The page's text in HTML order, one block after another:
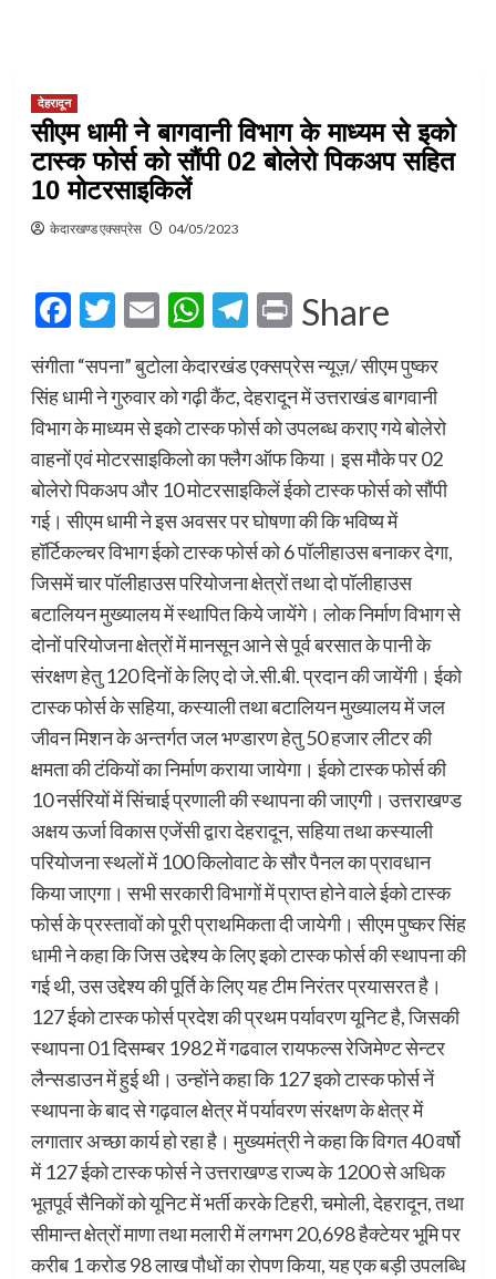
देहरादून
सीएम धामी ने बागवानी विभाग के माध्यम से इको
टास्क फोर्स को सौंपी 02 बोलेरो पिकअप सहित
10 मोटरसाइकिलें
केदारखण्ड एक्सप्रेस 04/05/2023
Facebook
Twitter
EmailWhatsApp
Telegram
Print
Share
संगीता “सपना” बुटोला केदारखंड एक्सप्रेस न्यूज़/ सीएम पुष्कर
सिंह धामी ने गुरुवार को गढ़ी कैंट, देहरादून में उत्तराखंड बागवानी
विभाग के माध्यम से इको टास्क फोर्स को उपलब्ध कराए गये बोलेरो
वाहनों एवं मोटरसाइकिलो का फ्लैग ऑफ किया। इस मौके पर 02
बोलेरो पिकअप और 10 मोटरसाइकिलें ईको टास्क फोर्स को सौंपी
गई। सीएम धामी ने इस अवसर पर घोषणा की कि भविष्य में
हॉर्टिकल्चर विभाग ईको टास्क फोर्स को 6 पॉलीहाउस बनाकर देगा,
जिसमें चार पॉलीहाउस परियोजना क्षेत्रों तथा दो पॉलीहाउस
बटालियन मुख्यालय में स्थापित किये जायेंगे। लोक निर्माण विभाग से
दोनों परियोजना क्षेत्रों में मानसून आने से पूर्व बरसात के पानी के
संरक्षण हेतु 120 दिनों के लिए दो जे.सी.बी. प्रदान की जायेंगी। ईको
टास्क फोर्स के सहिया, कस्याली तथा बटालियन मुख्यालय में जल
जीवन मिशन के अन्तर्गत जल भण्डारण हेतु 50 हजार लीटर की
क्षमता की टंकियों का निर्माण कराया जायेगा। ईको टास्क फोर्स की
10 नर्सरियों में सिंचाई प्रणाली की स्थापना की जाएगी। उत्तराखण्ड
अक्षय ऊर्जा विकास एजेंसी द्वारा देहरादून, सहिया तथा कस्याली
परियोजना स्थलों में 100 किलोवाट के सौर पैनल का प्रावधान
किया जाएगा। सभी सरकारी विभागों में प्राप्त होने वाले ईको टास्क
फोर्स के प्रस्तावों को पूरी प्राथमिकता दी जायेगी। सीएम पुष्कर सिंह
धामी ने कहा कि जिस उद्देश्य के लिए इको टास्क फोर्स की स्थापना की
गई थी, उस उद्देश्य की पूर्ति के लिए यह टीम निरंतर प्रयासरत है।
127 ईको टास्क फोर्स प्रदेश की प्रथम पर्यावरण यूनिट है, जिसकी
स्थापना 01 दिसम्बर 1982 में गढवाल रायफल्स रेजिमेण्ट सेन्टर
लैन्सडाउन में हुई थी। उन्होंने कहा कि 127 इको टास्क फोर्स नें
स्थापना के बाद से गढ़वाल क्षेत्र में पर्यावरण संरक्षण के क्षेत्र में
लगातार अच्छा कार्य हो रहा है। मुख्यमंत्री ने कहा कि विगत 40 वर्षो
में 127 ईको टास्क फोर्स ने उत्तराखण्ड राज्य के 1200 से अधिक
भूतपूर्व सैनिकों को यूनिट में भर्ती करके टिहरी, चमोली, देहरादून, तथा
सीमान्त क्षेत्रों माणा तथा मलारी में लगभग 20,698 हैक्टेयर भूमि पर
करीब 1 करोड 98 लाख पौधों का रोपण किया, यह एक बड़ी उपलब्धि